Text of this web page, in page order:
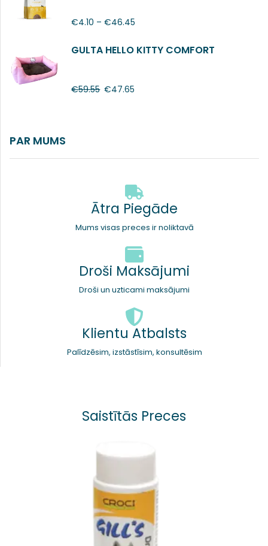
€4.10 – €46.45
GULTA HELLO KITTY COMFORT
€59.55 €47.65
PAR MUMS
Ātra Piegāde
Mums visas preces ir noliktavā
Droši Maksājumi
Droši un uzticami maksājumi
Klientu Atbalsts
Palīdzēsim, izstāstīsim, konsultēsim
Saistītās Preces